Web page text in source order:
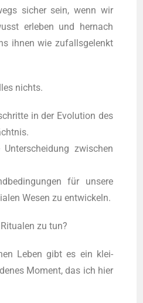
sicher sein, wenn wir
erle­ben und her­nach
ihnen wie zufalls­ge­lenkt
nichts.
in der Evo­lu­ti­on des
zwi­schen
für unse­re
Wesen zu entwickeln.
zu tun?
Leben gibt es ein klei­
Moment, das ich hier